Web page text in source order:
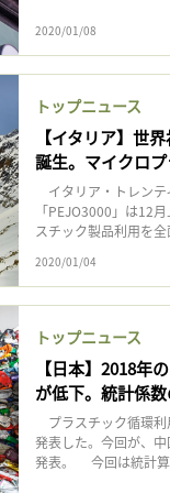
2020/01/08
トップニュース
【イタリア】世
誕生。マイクロ
イタリア・トレンテ
「PEJO3000」は12
スチック製品利用を
2020/01/04
トップニュース
【日本】2018年
が低下。統計係
プラスチック循環
発表した。今回が、
発表。 今回は統計算